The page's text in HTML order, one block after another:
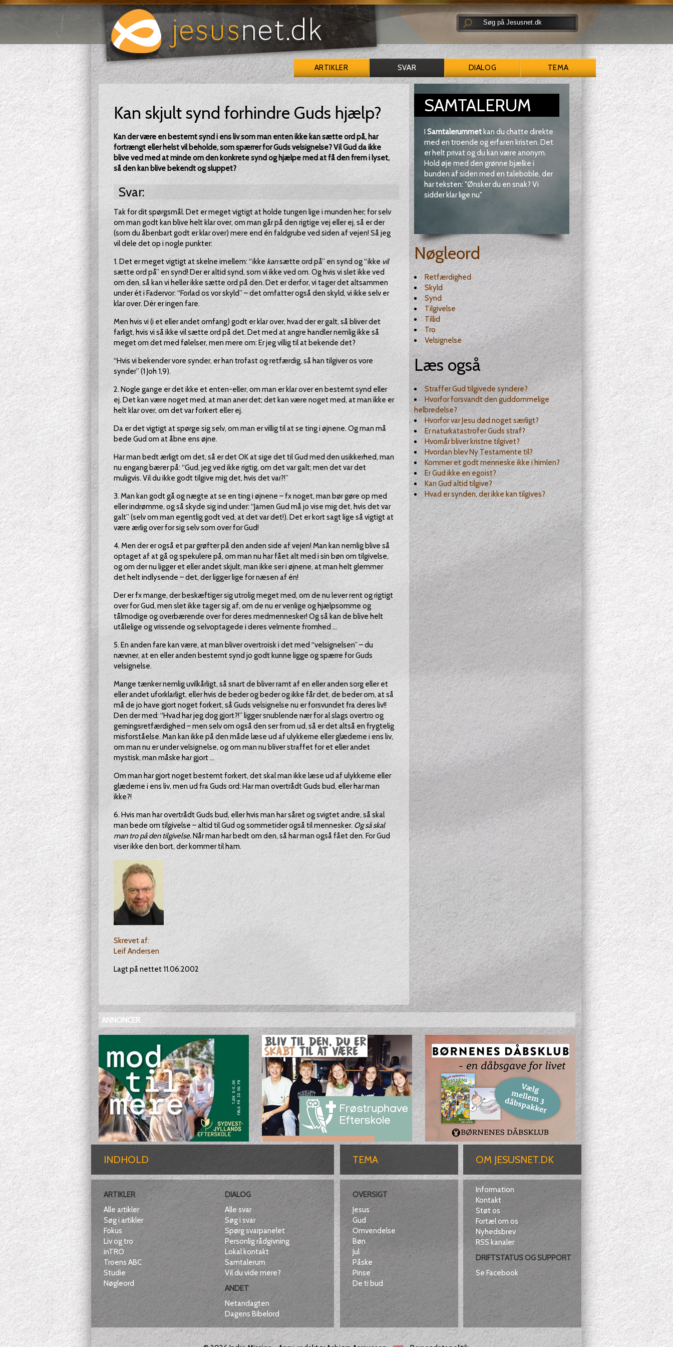
ARTIKLER SVAR DIALOG TEMA
Kan skjult synd forhindre Guds hjælp?
Kan der være en bestemt synd i ens liv som man enten ikke kan sætte ord på, har
fortrængt eller helst vil beholde, som spærrer for Guds velsignelse? Vil Gud da ikke
blive ved med at minde om den konkrete synd og hjælpe med at få den frem i lyset,
så den kan blive bekendt og sluppet?
Svar:
Tak for dit spørgsmål. Det er meget vigtigt at holde tungen lige i munden her; for selv
om man godt kan blive helt klar over, om man går på den rigtige vej eller ej, så er der
(som du åbenbart godt er klar over) mere end én faldgrube ved siden af vejen! Så jeg
vil dele det op i nogle punkter:
1. Det er meget vigtigt at skelne imellem: “ikke kansætte ord på” en synd og “ikke vil
sætte ord på” en synd! Der er altid synd, som vi ikke ved om. Og hvis vi slet ikke ved
om den, så kan vi heller ikke sætte ord på den. Det er derfor, vi tager det altsammen
under ét i Fadervor: “Forlad os vor skyld” – det omfatter også den skyld, vi ikke selv er
klar over. Dér er ingen fare.
Men hvis vi (i et eller andet omfang) godt er klar over, hvad der er galt, så bliver det
farligt, hvis vi så ikke vil sætte ord på det. Det med at angre handler nemlig ikke så
meget om det med følelser, men mere om: Er jeg villig til at bekende det?
“Hvis vi bekender vore synder, er han trofast og retfærdig, så han tilgiver os vore
synder” (1 Joh 1,9).
2. Nogle gange er det ikke et enten-eller, om man er klar over en bestemt synd eller
ej. Det kan være noget med, at man aner det; det kan være noget med, at man ikke er
helt klar over, om det var forkert eller ej.
Da er det vigtigt at spørge sig selv, om man er villig til at se ting i øjnene. Og man må
bede Gud om at åbne ens øjne.
Har man bedt ærligt om det, så er det OK at sige det til Gud med den usikkerhed, man
nu engang bærer på: “Gud, jeg ved ikke rigtig, om det var galt; men det var det
muligvis. Vil du ikke godt tilgive mig det, hvis det var?!”
3. Man kan godt gå og nægte at se en ting i øjnene – fx noget, man bør gøre op med
eller indrømme, og så skyde sig ind under: “Jamen Gud må jo vise mig det, hvis det var
galt” (selv om man egentlig godt ved, at det var det!). Det er kort sagt lige så vigtigt at
være ærlig over for sig selv som over for Gud!
4. Men der er også et par grøfter på den anden side af vejen! Man kan nemlig blive så
optaget af at gå og spekulere på, om man nu har fået alt med i sin bøn om tilgivelse,
og om der nu ligger et eller andet skjult, man ikke ser i øjnene, at man helt glemmer
det helt indlysende – det, der ligger lige for næsen af én!
Der er fx mange, der beskæftiger sig utrolig meget med, om de nu lever rent og rigtigt
over for Gud, men slet ikke tager sig af, om de nu er venlige og hjælpsomme og
tålmodige og overbærende over for deres medmennesker! Og så kan de blive helt
utålelige og vrissende og selvoptagede i deres velmente fromhed ...
5. En anden fare kan være, at man bliver overtroisk i det med “velsignelsen” – du
nævner, at en eller anden bestemt synd jo godt kunne ligge og spærre for Guds
velsignelse.
Mange tænker nemlig uvilkårligt, så snart de bliver ramt af en eller anden sorg eller et
eller andet uforklarligt, eller hvis de beder og beder og ikke får det, de beder om, at så
må de jo have gjort noget forkert, så Guds velsignelse nu er forsvundet fra deres liv!!
Den der med: “Hvad har jeg dog gjort?!” ligger snublende nær for al slags overtro og
gerningsretfærdighed – men selv om også den ser from ud, så er det altså en frygtelig
misforståelse. Man kan ikke på den måde læse ud af ulykkerne eller glæderne i ens liv,
om man nu er under velsignelse, og om man nu bliver straffet for et eller andet
mystisk, man måske har gjort ...
Om man har gjort noget bestemt forkert, det skal man ikke læse ud af ulykkerne eller
glæderne i ens liv, men ud fra Guds ord: Har man overtrådt Guds bud, eller har man
ikke?!
6. Hvis man har overtrådt Guds bud, eller hvis man har såret og svigtet andre, så skal
man bede om tilgivelse – altid til Gud og sommetider også til mennesker. Og så skal
man tro på den tilgivelse.Når man har bedt om den, så har man også fået den. For Gud
viser ikke den bort, der kommer til ham.
Skrevet af:
Leif Andersen
Lagt på nettet 11.06.2002
SAMTALERUM
I Samtalerummetkan du chatte direkte
med en troende og erfaren kristen. Det
er helt privat og du kan være anonym.
Hold øje med den grønne bjælke i
bunden af siden med en taleboble, der
har teksten: "Ønsker du en snak? Vi
sidder klar lige nu"
Nøgleord
Retfærdighed
Skyld
Synd
Tilgivelse
Tillid
Tro
Velsignelse
Læs også
Straffer Gud tilgivede syndere?
Hvorfor forsvandt den guddommelige
helbredelse?
Hvorfor var Jesu død noget særligt?
Er naturkatastrofer Guds straf?
Hvornår bliver kristne tilgivet?
Hvordan blev Ny Testamente til?
Kommer et godt menneske ikke i himlen?
Er Gud ikke en egoist?
Kan Gud altid tilgive?
Hvad er synden, der ikke kan tilgives?
ANNONCER
INDHOLD
ARTIKLER
Alle artikler
Søg i artikler
Fokus
Liv og tro
inTRO
Troens ABC
Studie
Nøgleord
DIALOG
Alle svar
Søg i svar
Spørg svarpanelet
Personlig rådgivning
Lokal kontakt
Samtalerum
Vil du vide mere?
ANDET
Netandagten
Dagens Bibelord
TEMA
OVERSIGT
Jesus
Gud
Omvendelse
Bøn
Jul
Påske
Pinse
De ti bud
OM JESUSNET.DK
Information
Kontakt
Støt os
Fortæl om os
Nyhedsbrev
RSS kanaler
DRIFTSTATUS OG SUPPORT
Se Facebook